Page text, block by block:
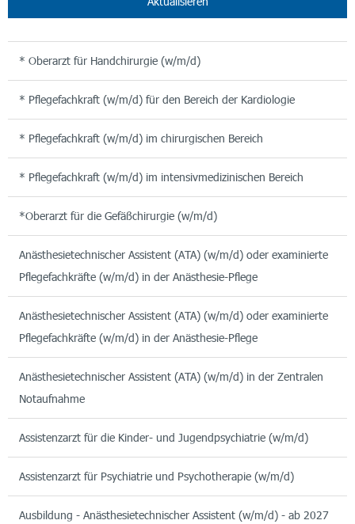
* Oberarzt für Handchirurgie (w/m/d)
* Pflegefachkraft (w/m/d) für den Bereich der Kardiologie
* Pflegefachkraft (w/m/d) im chirurgischen Bereich
* Pflegefachkraft (w/m/d) im intensivmedizinischen Bereich
*Oberarzt für die Gefäßchirurgie (w/m/d)
Anästhesietechnischer Assistent (ATA) (w/m/d) oder examinierte
Pflegefachkräfte (w/m/d) in der Anästhesie-Pflege
Anästhesietechnischer Assistent (ATA) (w/m/d) oder examinierte
Pflegefachkräfte (w/m/d) in der Anästhesie-Pflege
Anästhesietechnischer Assistent (ATA) (w/m/d) in der Zentralen
Notaufnahme
Assistenzarzt für die Kinder- und Jugendpsychiatrie (w/m/d)
Assistenzarzt für Psychiatrie und Psychotherapie (w/m/d)
Ausbildung - Anästhesietechnischer Assistent (w/m/d) - ab 2027